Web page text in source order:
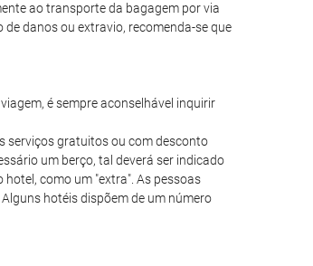
ao transporte da bagagem por via
danos ou extravio, recomenda-se que
é sempre aconselhável inquirir
serviços gratuitos ou com desconto
um berço, tal deverá ser indicado
como um "extra". As pessoas
hotéis dispõem de um número